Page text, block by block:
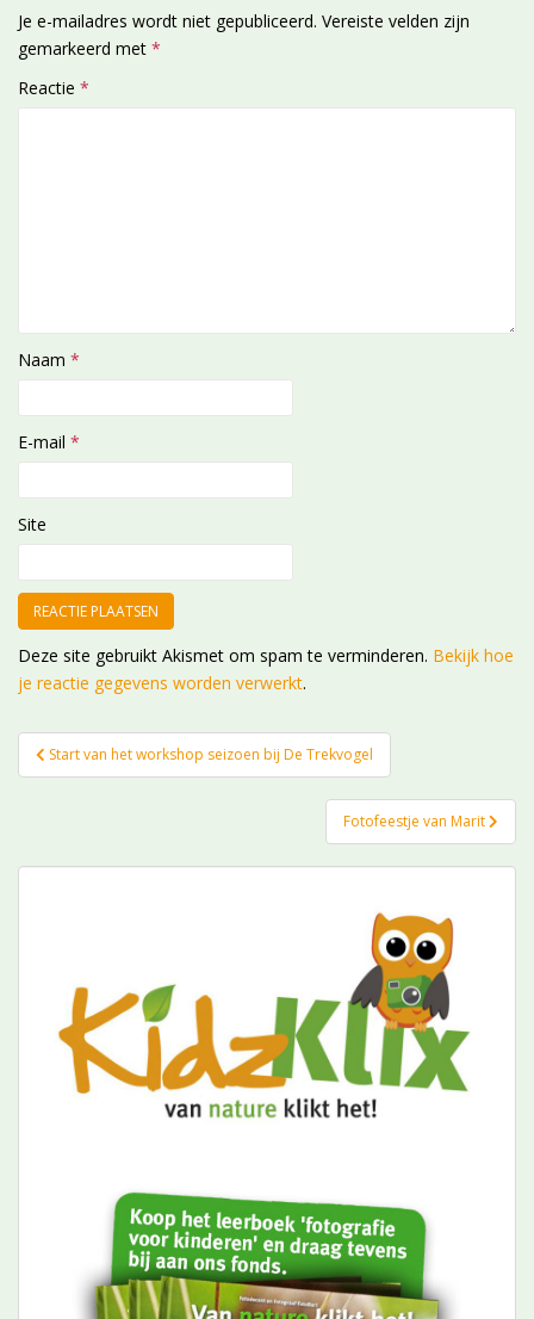
Je e-mailadres wordt niet gepubliceerd. Vereiste velden zijn
gemarkeerd met *
Reactie *
Naam *
E-mail *
Site
Deze site gebruikt Akismet om spam te verminderen. Bekijk hoe
je reactie gegevens worden verwerkt.
Bericht
navigatie
Start van het workshop seizoen bij De Trekvogel
Fotofeestje van Marit